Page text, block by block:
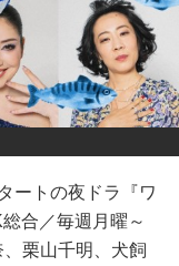
ートの夜ドラ『ワ
合／毎週月曜～
栗山千明、犬飼